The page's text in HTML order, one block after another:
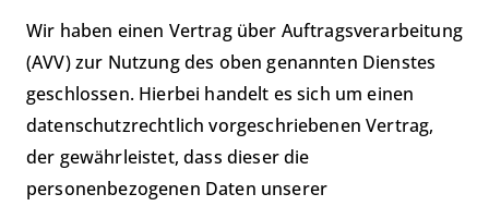
Wir haben einen Vertrag über Auftragsverarbeitung
(AVV) zur Nutzung des oben genannten Dienstes
geschlossen. Hierbei handelt es sich um einen
datenschutzrechtlich vorgeschriebenen Vertrag,
der gewährleistet, dass dieser die
personenbezogenen Daten unserer